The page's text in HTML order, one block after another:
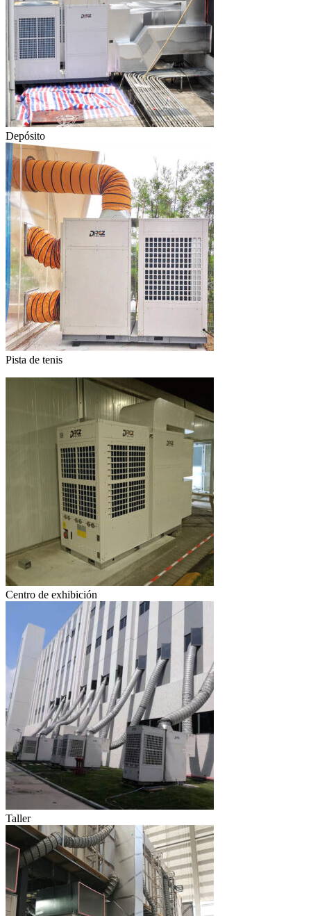
Depósito
Pista de tenis
Centro de exhibición
Taller